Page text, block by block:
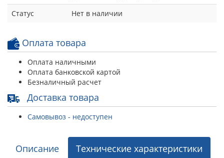
Статус
Нет в наличии
Оплата товара
Оплата наличными
Оплата банковской картой
Безналичный расчет
Доставка товара
Самовывоз - недоступен
Описание
Технические характеристики